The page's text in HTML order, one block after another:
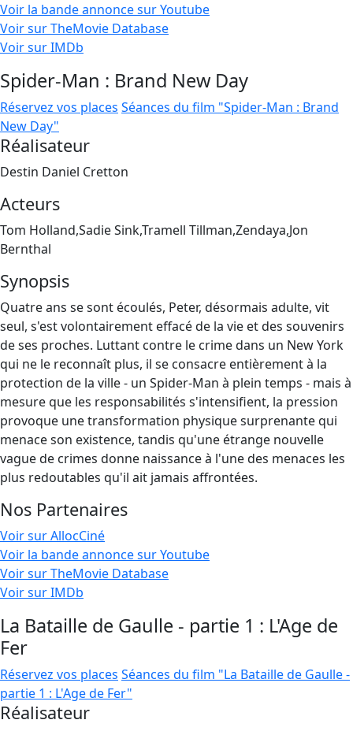
Voir la bande annonce sur Youtube
Voir sur TheMovie Database
Voir sur IMDb
Spider-Man : Brand New Day
Réservez vos places Séances du film "Spider-Man : Brand
New Day"
Réalisateur
Destin Daniel Cretton
Acteurs
Tom Holland,Sadie Sink,Tramell Tillman,Zendaya,Jon
Bernthal
Synopsis
Quatre ans se sont écoulés, Peter, désormais adulte, vit
seul, s'est volontairement effacé de la vie et des souvenirs
de ses proches. Luttant contre le crime dans un New York
qui ne le reconnaît plus, il se consacre entièrement à la
protection de la ville - un Spider-Man à plein temps - mais à
mesure que les responsabilités s'intensifient, la pression
provoque une transformation physique surprenante qui
menace son existence, tandis qu'une étrange nouvelle
vague de crimes donne naissance à l'une des menaces les
plus redoutables qu'il ait jamais affrontées.
Nos Partenaires
Voir sur AllocCiné
Voir la bande annonce sur Youtube
Voir sur TheMovie Database
Voir sur IMDb
La Bataille de Gaulle - partie 1 : L'Age de
Fer
Réservez vos places Séances du film "La Bataille de Gaulle -
partie 1 : L'Age de Fer"
Réalisateur